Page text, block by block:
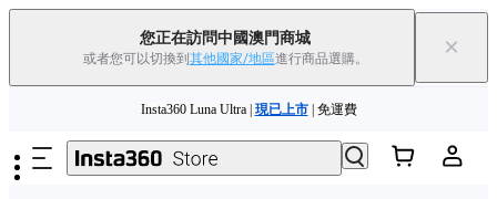
您正在訪問中國澳門商城
或者您可以切換到 其他國家/地區進行商品選購。 ×
夏季優惠 | 精選商品低至85折 |立即選購
Insta360 Luna Ultra | 現已上市| 免運費
舊機換新機，享現金回饋或優惠券 了解更多